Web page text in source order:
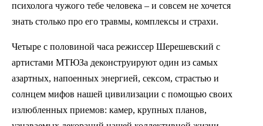
психолога чужого тебе человека – и совсем не хочется
знать столько про его травмы, комплексы и страхи.
Четыре с половиной часа режиссер Шерешевский с
артистами МТЮЗа деконструируют один из самых
азартных, напоенных энергией, сексом, страстью и
солнцем мифов нашей цивилизации с помощью своих
излюбленных приемов: камер, крупных планов,